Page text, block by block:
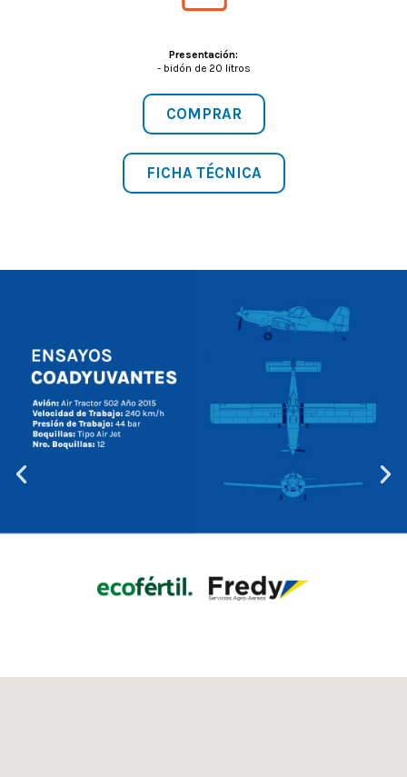
Presentación:
- bidón de 20 litros
COMPRAR
FICHA TÉCNICA